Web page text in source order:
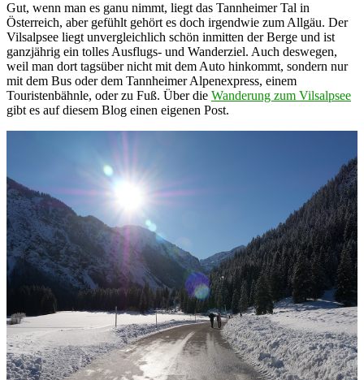
Gut, wenn man es ganu nimmt, liegt das Tannheimer Tal in
Österreich, aber gefühlt gehört es doch irgendwie zum Allgäu. Der
Vilsalpsee liegt unvergleichlich schön inmitten der Berge und ist
ganzjährig ein tolles Ausflugs- und Wanderziel. Auch deswegen,
weil man dort tagsüber nicht mit dem Auto hinkommt, sondern nur
mit dem Bus oder dem Tannheimer Alpenexpress, einem
Touristenbähnle, oder zu Fuß. Über die Wanderung zum Vilsalpsee
gibt es auf diesem Blog einen eigenen Post.